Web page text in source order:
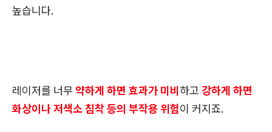
높습니다.
레이저를 너무 약하게 하면 효과가 미비하고 강하게 하면
화상이나 저색소 침착 등의 부작용 위험이 커지죠.